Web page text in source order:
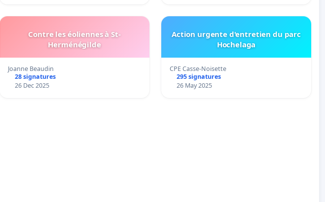
Contre les éoliennes à St-
Herménégilde
Joanne Beaudin
28 signatures
26 Dec 2025
Action urgente d'entretien du parc
Hochelaga
CPE Casse-Noisette
295 signatures
26 May 2025